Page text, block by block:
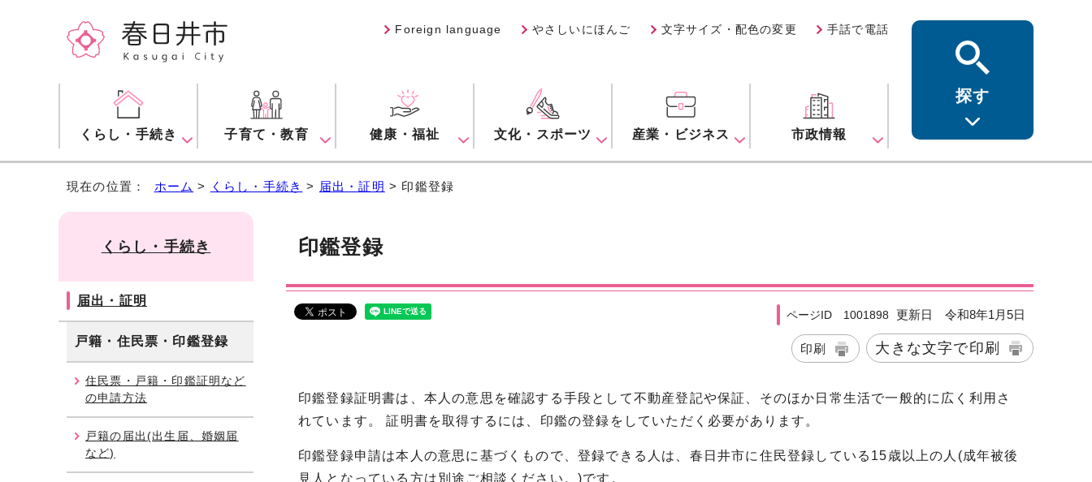
Foreign language やさしいにほんご 文字サイズ・配色の変更 手話で電話
くらし・手続き 子育て・教育 健康・福祉 文化・スポーツ 産業・ビジネス 市政情報
探す
現在の位置： ホーム > くらし・手続き > 届出・証明 > 印鑑登録
印鑑登録
ページID 1001898 更新日 令和8年1月5日
印刷 大きな文字で印刷
印鑑登録証明書は、本人の意思を確認する手段として不動産登記や保証、そのほか日常生活で一般的に広く利用さ
れています。 証明書を取得するには、印鑑の登録をしていただく必要があります。
印鑑登録申請は本人の意思に基づくもので、登録できる人は、春日井市に住民登録している15歳以上の人(成年被後
見人となっている方は別途ご相談ください。)です。
くらし・手続き
届出・証明
戸籍・住民票・印鑑登録
住民票・戸籍・印鑑証明など
の申請方法
戸籍の届出(出生届、婚姻届
など)